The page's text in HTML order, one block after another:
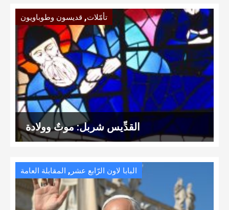
تأمّلات, قديسون وطوباويون
القدِّيس شربل: موتٌ وولادة
البابا لاون الرّابع عشر , المقابلة العامة